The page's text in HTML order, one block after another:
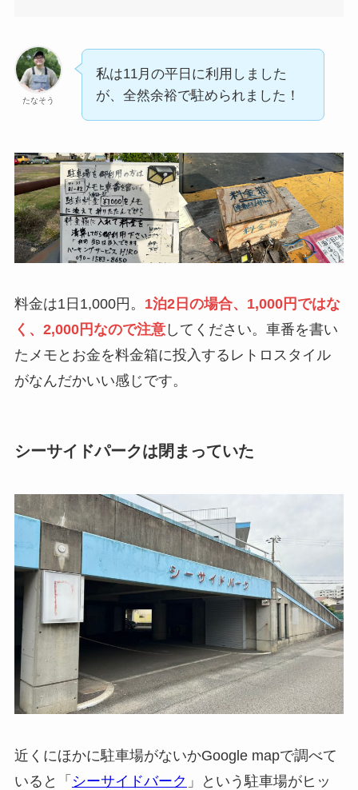
たなそう
私は11月の平日に利用しました
が、全然余裕で駐められました！
料金は1日1,000円。 1泊2日の場合、1,000円ではな
く、2,000円なので注意してください。車番を書い
たメモとお金を料金箱に投入するレトロスタイル
がなんだかいい感じです。
シーサイドパークは閉まっていた
近くにほかに駐車場がないかGoogle mapで調べて
いると「 シーサイドバーク 」という駐車場がヒッ